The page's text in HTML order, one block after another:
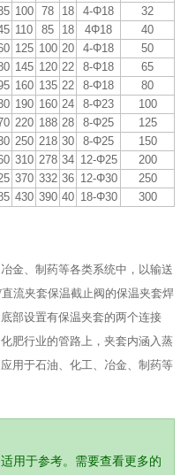
100 78 18 4-Φ18
32
110 85 18 4Φ18
40
125 100 20 4-Φ18
50
145 120 22 8-Φ18
65
160 135 22 8-Φ18
80
190 160 24 8-Φ23
100
220 188 28 8-Φ25
125
250 218 30 8-Φ25
150
310 278 34 12-Φ25
200
370 332 36 12-Φ30
250
430 390 40 18-Φ30 300
金、制药等各类系统中，以输送
流夹套保温截止阀的保温夹套焊
部设置有保温夹套的两个连接
肥行业的管路上，夹套内涵入蒸
用于石油、化工、冶金、制药等
用于参考。需要查看更多的